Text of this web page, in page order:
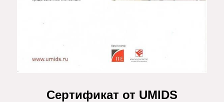
Сертификат от UMIDS